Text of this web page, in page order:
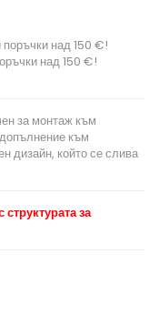
поръчки над 150 €!
над 150 €!
за монтаж към
към
дизайн, който се слива
за